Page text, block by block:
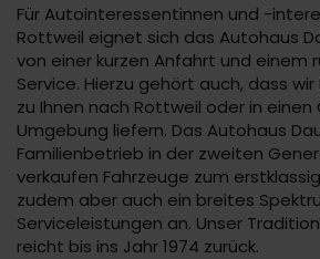
Für Autointeressentinnen und -
Rottweil eignet sich das Autohaus
von einer kurzen Anfahrt und einem
Service. Hierzu gehört auch, dass
zu Ihnen nach Rottweil oder in einen
Umgebung liefern. Das Autohaus
Familienbetrieb in der zweiten
verkaufen Fahrzeuge zum
zudem aber auch ein breites
Serviceleistungen an. Unser
reicht bis ins Jahr 1974 zurück.